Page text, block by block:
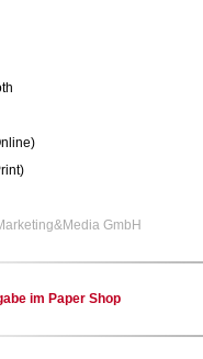
GmbH
im Paper Shop